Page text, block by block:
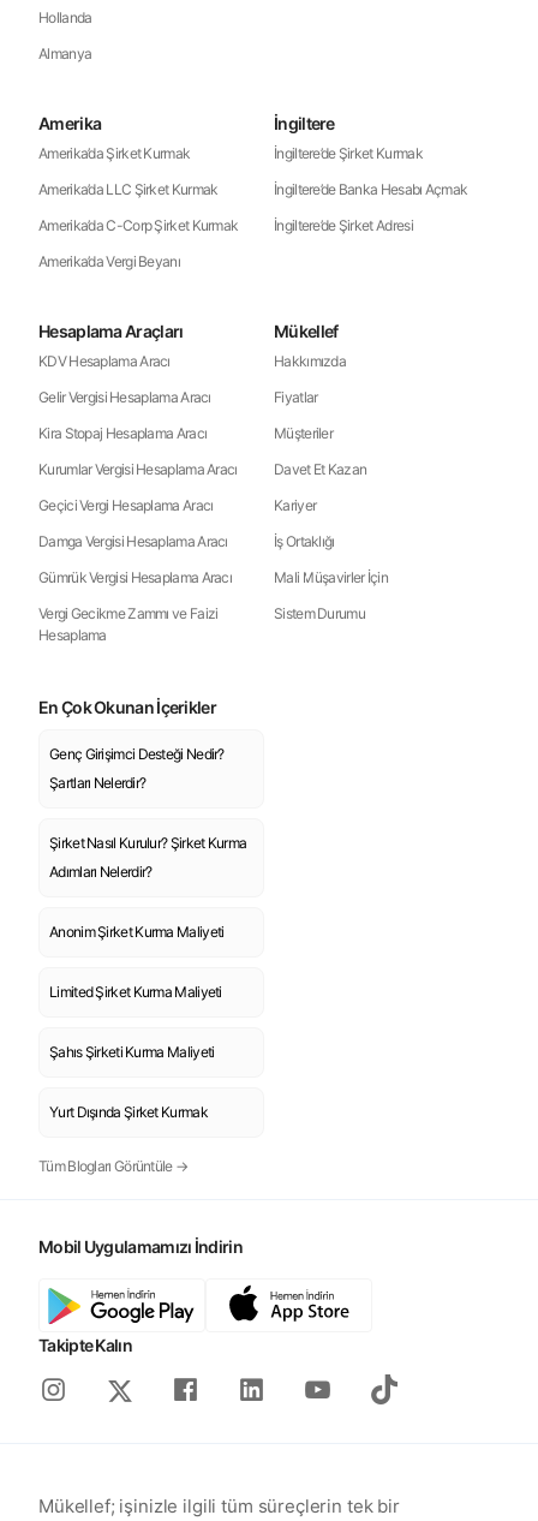
Hollanda
Almanya
Amerika
Amerika’da Şirket Kurmak
Amerika’da LLC Şirket Kurmak
Amerika’da C-Corp Şirket Kurmak
Amerika’da Vergi Beyanı
İngiltere
İngiltere’de Şirket Kurmak
İngiltere’de Banka Hesabı Açmak
İngiltere’de Şirket Adresi
Hesaplama Araçları
KDV Hesaplama Aracı
Gelir Vergisi Hesaplama Aracı
Kira Stopaj Hesaplama Aracı
Kurumlar Vergisi Hesaplama Aracı
Geçici Vergi Hesaplama Aracı
Damga Vergisi Hesaplama Aracı
Gümrük Vergisi Hesaplama Aracı
Vergi Gecikme Zammı ve Faizi
Hesaplama
Mükellef
Hakkımızda
Fiyatlar
Müşteriler
Davet Et Kazan
Kariyer
İş Ortaklığı
Mali Müşavirler İçin
Sistem Durumu
En Çok Okunan İçerikler
Genç Girişimci Desteği Nedir?
Şartları Nelerdir?
Şirket Nasıl Kurulur? Şirket Kurma
Adımları Nelerdir?
Anonim Şirket Kurma Maliyeti
Limited Şirket Kurma Maliyeti
Şahıs Şirketi Kurma Maliyeti
Yurt Dışında Şirket Kurmak
Tüm Blogları Görüntüle →
Mobil Uygulamamızı İndirin
Takipte Kalın
Instagram
X FacebookLinkedinYoutubeTiktok
Mükellef; işinizle ilgili tüm süreçlerin tek bir